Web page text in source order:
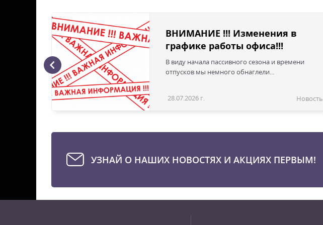
ВНИМАНИЕ !!! Изменения в
графике работы офиса!!!
В виду начала пассивного сезона и времени
отпусков мы немного обнаглели...
28.07.2026 г. Новость
УЗНАЙ О НАШИХ НОВОСТЯХ И АКЦИЯХ ПЕРВЫМ!